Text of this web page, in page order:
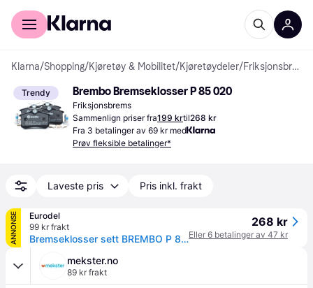
For kunder
Klarna/Shopping/Kjøretøy & Mobilitet/Kjøretøydeler/ Friksjonsbremser
Trendy Brembo Bremseklosser P 85 020
Friksjonsbrems
Sammenlign priser fra199 krtil268 kr
Fra 3 betalinger av 69 kr med
Prøv fleksible betalinger*
Laveste pris Pris inkl. frakt
ANNONSE
Eurodel
99 kr frakt
Bremseklosser sett BREMBO P 85 020
268 kr
Eller 6 betalinger av 47 kr
mekster.no
89 kr frakt